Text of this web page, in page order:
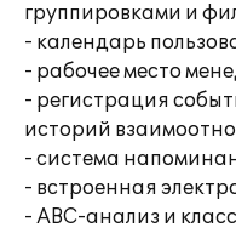
группировками и
- календарь
- рабочее место
- регистрация
историй
- система
- встроенная
- АВС-анализ и